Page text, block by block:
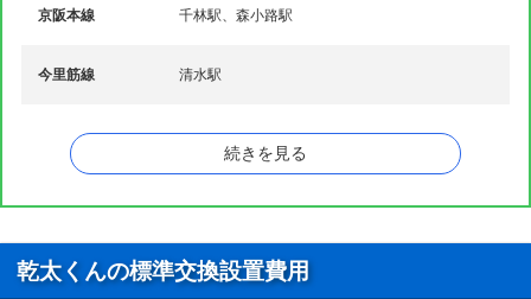
京阪本線 千林駅、森小路駅
今里筋線 清水駅
谷町線 関目高殿駅、千林大宮駅、太子橋今市駅
続きを見る
乾太くんの標準交換設置費用